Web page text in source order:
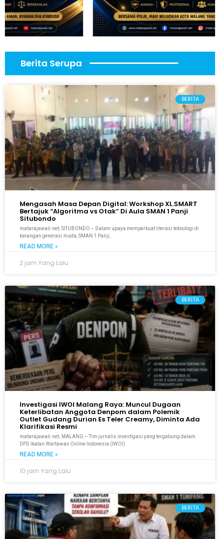
Berita Serupa
BERITA
Mengasah Masa Depan Digital: Workshop XL.SMART
Bertajuk “Algoritma vs Otak” Di Aula SMAN 1 Panji
Situbondo
matarajawali.net; SITUBONDO – Dalam upaya memperkuat literasi teknologi di
kalangan generasi muda, SMAN 1 Panji,
READ MORE »
2 jam Yang Lalu
BERITA
Investigasi IWOI Malang Raya: Muncul Dugaan
Keterlibatan Anggota Denpom dalam Polemik
Outlet Gudang Durian Es Teler Creamy, Diminta Ada
Klarifikasi Resmi
matarajawali.net; MALANG – Tim jurnalis investigasi yang tergabung dalam
DPD Ikatan Wartawan Online Indonesia (IWOI)
READ MORE »
10 jam Yang Lalu
BERITA